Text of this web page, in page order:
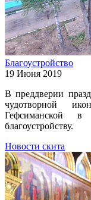
Благоустройство
19 Июня 2019
В преддверии
чудотворной
Гефсиманской
благоустройству.
Новости скита